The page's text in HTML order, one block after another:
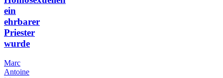
ein
ehrbarer
Priester
wurde
Marc
Antoine